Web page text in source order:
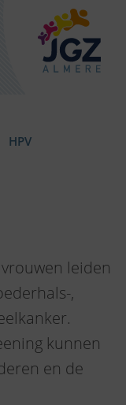
HPV
leiden
,
kunnen
en de